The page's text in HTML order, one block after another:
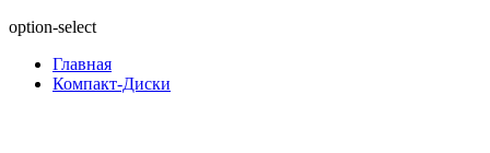
option-select
Главная
Компакт-Диски